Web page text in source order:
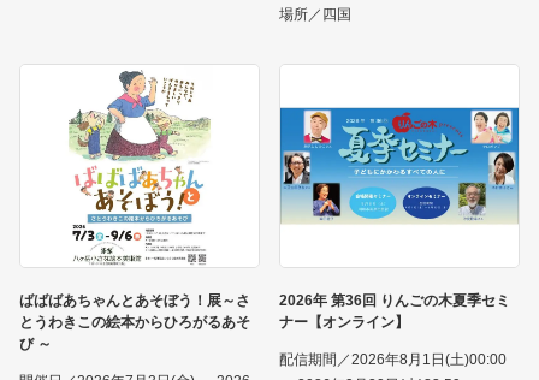
場所／四国
ばばばあちゃんとあそぼう！展～さ
とうわきこの絵本からひろがるあそ
び ～
2026年 第36回 りんごの木夏季セミ
ナー【オンライン】
配信期間／2026年8月1日(土)00:00